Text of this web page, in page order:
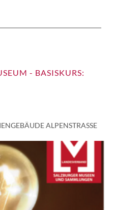
- BASISKURS:
ALPENSTRASSE